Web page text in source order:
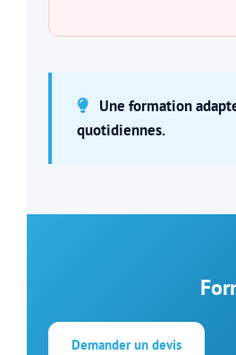
Une formation
quotidiennes.
Demander un devis